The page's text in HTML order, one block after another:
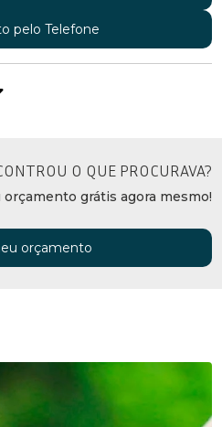
pelo Telefone
O QUE PROCURAVA?
orçamento grátis agora mesmo!
orçamento